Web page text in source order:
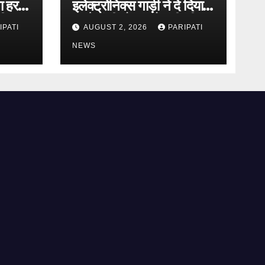
हर
इलेक्ट्रोनिक्स गाड़ी ने दे दिया
रास्ते में ही धोका, हो गयी सीज,
जो सब बताया झूठ
AUGUST 2, 2026 PARIPATI
NEWS